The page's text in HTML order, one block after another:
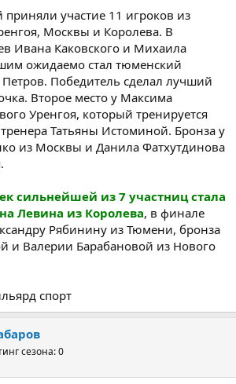
участие 11 игроков из
Москвы и Королева. В
Ивана Каковского и Михаила
ожидаемо стал тюменский
Победитель сделал лучший
Второе место у Максима
Уренгоя, который тренируется
Татьяны Истоминой. Бронза у
из Москвы и Данила Фатхутдинова
сильнейшей из 7 участниц стала
Левина из Королева, в финале
Рябинину из Тюмени, бронза
и Валерии Барабановой из Нового
спорт
сезона: 0